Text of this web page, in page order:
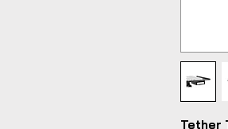
Tether